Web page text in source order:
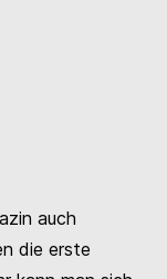
auch
die erste